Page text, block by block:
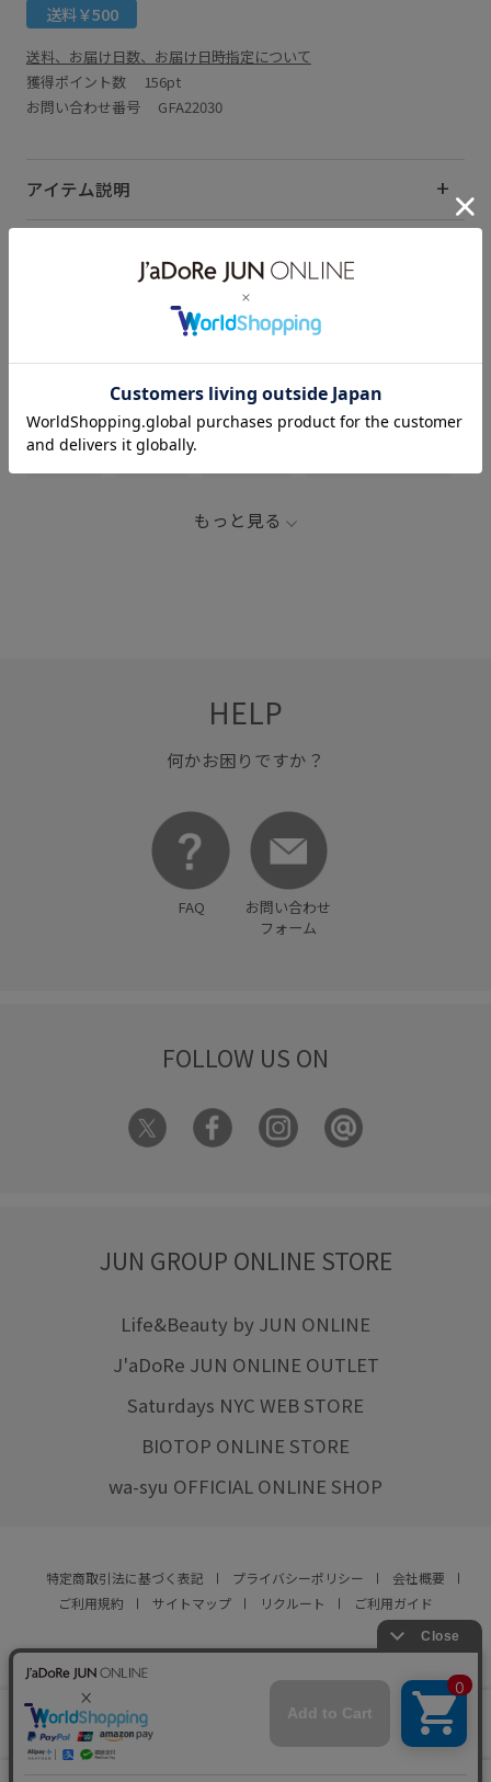
送料￥500
送料、お届け日数、お届け日時指定について
獲得ポイント数 156pt
お問い合わせ番号 GFA22030
アイテム説明
関連タグ
22SS_ROPÉ rope2000 Teva インパクトがある
もっと見る
HELP
何かお困りですか？
FAQ
お問い合わせ
フォーム
FOLLOW US ON
JUN GROUP ONLINE STORE
Life&Beauty by JUN ONLINE
J'aDoRe JUN ONLINE OUTLET
Saturdays NYC WEB STORE
BIOTOP ONLINE STORE
wa-syu OFFICIAL ONLINE SHOP
特定商取引法に基づく表記 プライバシーポリシー
会社概要
ご利用規約
サイトマップ リクルート ご利用ガイド
© JUN CO.,LTD. ALL RIGHTS RESERVED.
店舗在庫
をみる
カートに入れる